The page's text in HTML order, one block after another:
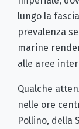
lungo la
prevalenza
marine
alle aree
Qualche
nelle ore
Pollino, della